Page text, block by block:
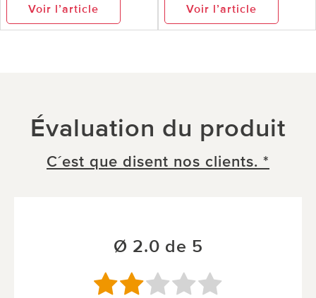
Voir l’article Voir l’article
Évaluation du produit
C´est que disent nos clients. *
Ø 2.0 de 5